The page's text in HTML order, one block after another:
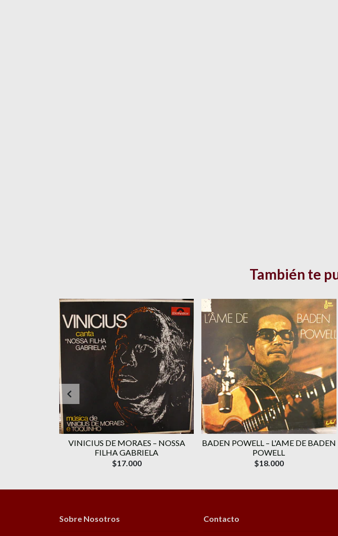
También te
VINICIUS DE MORAES ‎– NOSSA
FILHA GABRIELA
$17.000
BADEN POWELL ‎– L'AME DE BADEN
POWELL
$18.000
Sobre Nosotros Contacto